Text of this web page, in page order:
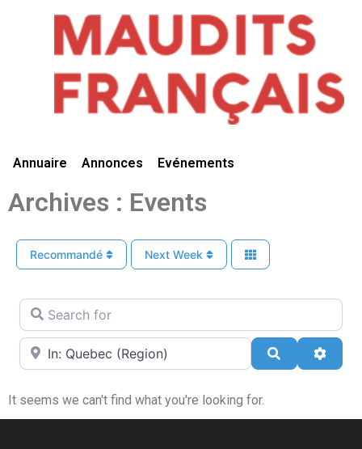
Annuaire Annonces Evénements
Archives : Events
Recommandé Next Week
Search for
Near
Search
It seems we can't find what you're looking for.